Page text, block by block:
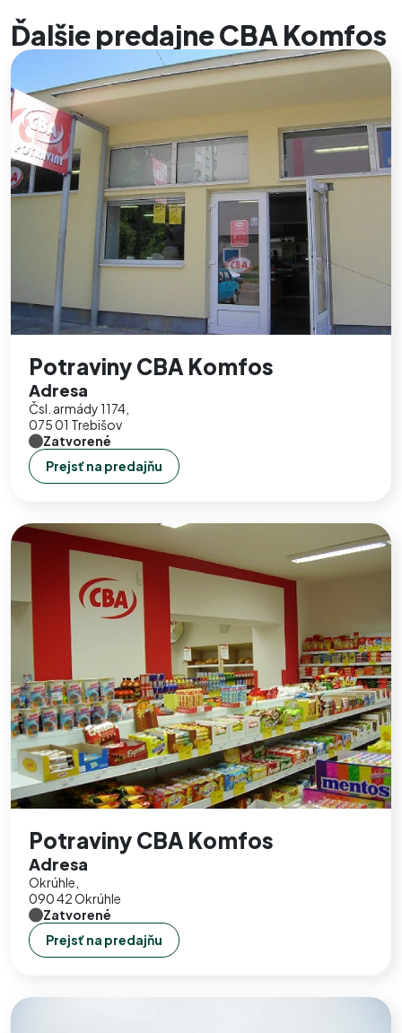
Ďalšie predajne CBA Komfos
Potraviny CBA Komfos
Adresa
Čsl. armády 1174,
075 01 Trebišov
Zatvorené
Prejsť na predajňu
Potraviny CBA Komfos
Adresa
Okrúhle,
090 42 Okrúhle
Zatvorené
Prejsť na predajňu